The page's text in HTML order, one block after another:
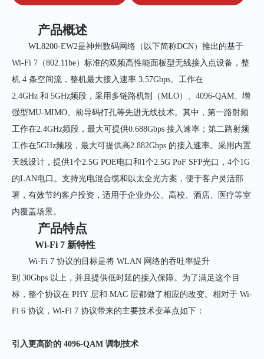
产品概述
WL8200-EW2是神州数码网络（以下简称DCN）推出的基于
Wi-Fi 7（802.11be）标准的双频高性能面板型无线接入点设备，整
机 4 条空间流，整机最大接入速率 3.57Gbps。工作在
2.4GHz 和 5GHz频段，采用多链路机制（MLO）、4096-QAM、增
强型MU-MIMO、前导码打孔等先进无线技术。其中，第一路射频
工作在2.4GHz频段，最大可提供0.688Gbps 接入速率；第二路射频
工作在5GHz频段，最大可提供高2.882Gbps 的接入速率。采用内置
天线设计，提供1个2.5G POE电口和1个2.5G PoF SFP光口，4个1G
的LAN电口。支持光电混合缆和以太全光方案，便于客户灵活部
署，有效节约客户投资，适用于企业办公、高校、酒店、医疗等室
内覆盖场景。
产品特点
Wi-Fi 7 新特性
Wi-Fi 7 协议的目标是将 WLAN 网络的吞吐率提升
到 30Gbps 以上，并且提供低时延的接入保障。为了满足这个目
标，整个协议在 PHY 层和 MAC 层都做了相应的改变。相对于 Wi-
Fi 6 协议，Wi-Fi 7 协议带来的主要技术变革点如下：
引入更高阶的 4096-QAM 调制技术